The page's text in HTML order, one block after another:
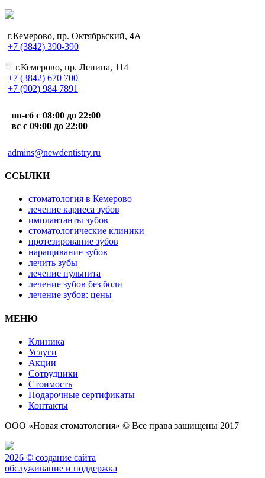
г.Кемерово, пр. Октябрьский, 4А
+7 (3842) 390-390
г.Кемерово, пр. Ленина, 114
+7 (3842) 670 700
+7 (902) 984 7891
пн-сб с 08:00 до 22:00
вс с 09:00 до 22:00
admins@newdentistry.ru
ССЫЛКИ
стоматология в Кемерово
лечение кариеса зубов
имплантанты зубов
стоматологические клиники
протезирование зубов
наращивание зубов
лечить зубы
лечение пульпита
лечение зубов без боли
лечение зубов: цены
МЕНЮ
Клиника
Услуги
Акции
Сотрудники
Стоимость
Подарочные сертификаты
Контакты
ООО «Новая стоматология» © Все права защищены 2017
2026 © создание сайта
обслуживание и поддержка